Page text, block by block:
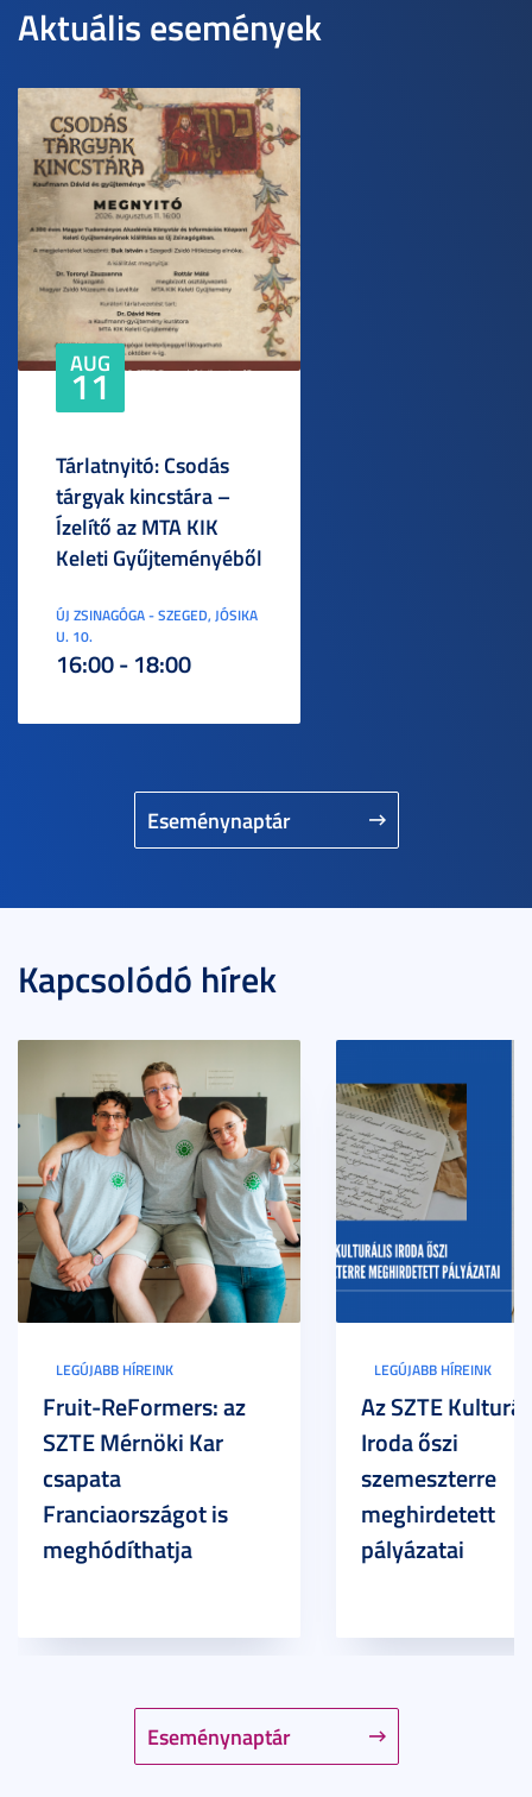
Aktuális események
Eseménynaptár
AUG
11
Tárlatnyitó: Csodás
tárgyak kincstára –
Ízelítő az MTA KIK
Keleti Gyűjteményéből
ÚJ ZSINAGÓGA - SZEGED, JÓSIKA
U. 10.
16:00 - 18:00
Kapcsolódó hírek
Eseménynaptár
LEGÚJABB HÍREINK
Fruit-ReFormers: az
SZTE Mérnöki Kar
csapata
Franciaországot is
meghódíthatja
LEGÚJABB HÍREINK
Az SZTE
Iroda őszi
szemeszterre
meghirdetett
pályázatai